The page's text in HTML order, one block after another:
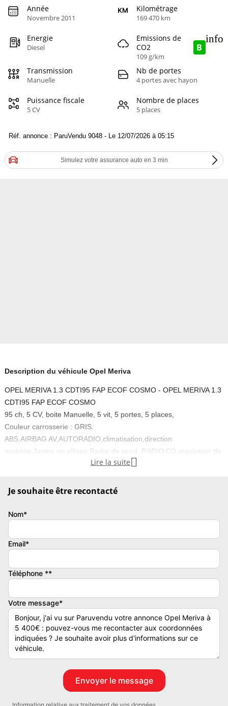
Année
Novembre 2011
Kilométrage
169 470 km
Energie
Diesel
Emissions de
CO2
109 g/km
B
info
Transmission
Manuelle
Nb de portes
4 portes avec hayon
Puissance fiscale
5 CV
Nombre de places
5 places
Réf. annonce : ParuVendu 9048 - Le 12/07/2026 à 05:15
Simulez votre assurance auto en 3 min
Description du véhicule Opel Meriva
OPEL MERIVA 1.3 CDTI95 FAP ECOF COSMO - OPEL MERIVA 1.3
CDTI95 FAP ECOF COSMO
95 ch, 5 CV, boite Manuelle, 5 vit, 5 portes, 5 places,
Couleur carrosserie : GRIS.
ABS,AIRBAG AV,AUTORADIO,climatisation,direction
assistée,Jantes en alliage,Radar de recul ,RADIO CD,regulateur de
vitesse,RETRO ELECTRIQUE,vitre electrique
Couleur
Puissance réelle
Vignette Crit’Air
Garantie mécanique
3 mois
Lire la suite 
Je souhaite être recontacté
Nom*
Email*
Téléphone **
Votre message*